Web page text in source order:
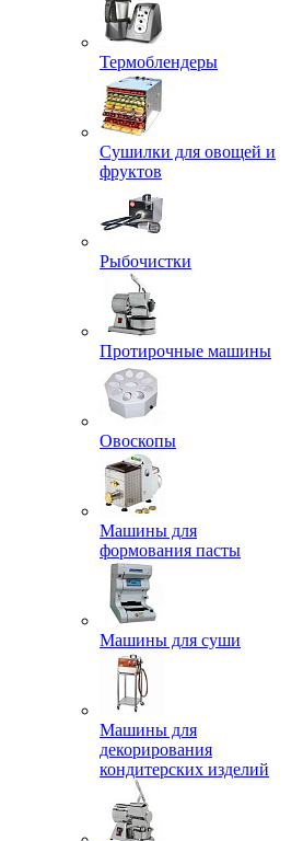
Термоблендеры
Сушилки для овощей и
фруктов
Рыбочистки
Протирочные машины
Овоскопы
Машины для
формования пасты
Машины для суши
Машины для
декорирования
кондитерских изделий